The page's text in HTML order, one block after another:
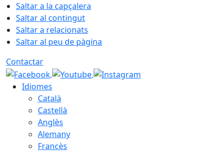
Saltar a la capçalera
Saltar al contingut
Saltar a relacionats
Saltar al peu de pàgina
Contactar
Idiomes
Català
Castellà
Anglès
Alemany
Francès